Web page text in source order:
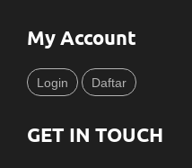
My Account
Login Daftar
GET IN TOUCH